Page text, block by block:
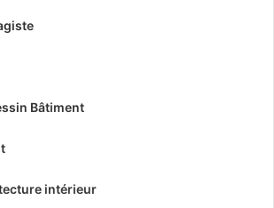
Bâtiment
intérieur